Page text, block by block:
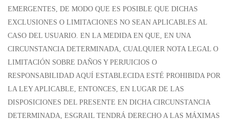
EMERGENTES, DE MODO QUE ES POSIBLE QUE DICHAS
EXCLUSIONES O LIMITACIONES NO SEAN APLICABLES AL
CASO DEL USUARIO. EN LA MEDIDA EN QUE, EN UNA
CIRCUNSTANCIA DETERMINADA, CUALQUIER NOTA LEGAL O
LIMITACIÓN SOBRE DAÑOS Y PERJUICIOS O
RESPONSABILIDAD AQUÍ ESTABLECIDA ESTÉ PROHIBIDA POR
LA LEY APLICABLE, ENTONCES, EN LUGAR DE LAS
DISPOSICIONES DEL PRESENTE EN DICHA CIRCUNSTANCIA
DETERMINADA, ESGRAIL TENDRÁ DERECHO A LAS MÁXIMAS